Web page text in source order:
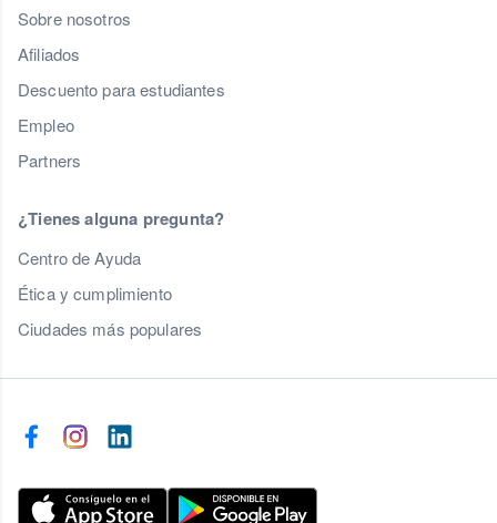
Sobre nosotros
Afiliados
Descuento para estudiantes
Empleo
Partners
¿Tienes alguna pregunta?
Centro de Ayuda
Ética y cumplimiento
Ciudades más populares